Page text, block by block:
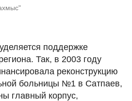
поддержке
Так, в 2003 году
реконструкцию
больницы №1 в Сатпаев,
главный корпус,